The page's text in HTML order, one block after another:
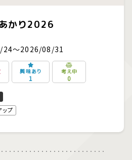
かり2026
24～2026/08/31
興味あり
1
考え中
0
ップ